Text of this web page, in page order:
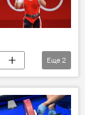
Еще 2